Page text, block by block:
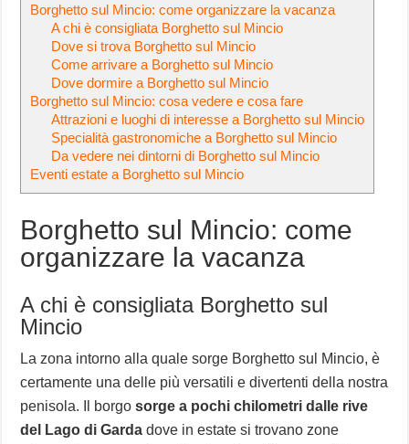
Borghetto sul Mincio: come organizzare la vacanza
A chi è consigliata Borghetto sul Mincio
Dove si trova Borghetto sul Mincio
Come arrivare a Borghetto sul Mincio
Dove dormire a Borghetto sul Mincio
Borghetto sul Mincio: cosa vedere e cosa fare
Attrazioni e luoghi di interesse a Borghetto sul Mincio
Specialità gastronomiche a Borghetto sul Mincio
Da vedere nei dintorni di Borghetto sul Mincio
Eventi estate a Borghetto sul Mincio
Borghetto sul Mincio: come
organizzare la vacanza
A chi è consigliata Borghetto sul
Mincio
La zona intorno alla quale sorge Borghetto sul Mincio, è
certamente una delle più versatili e divertenti della nostra
penisola. Il borgosorge a pochi chilometri dalle rive
del Lago di Garda dove in estate si trovano zone